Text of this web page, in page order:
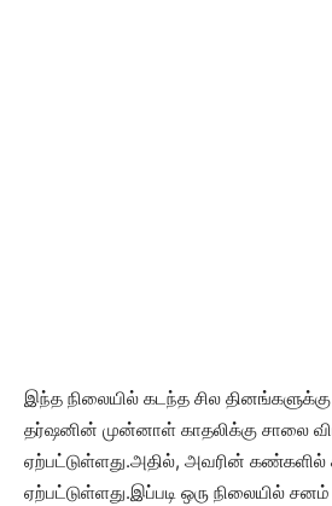
இந்த நிலையில் கடந்த சில
தர்ஷனின் முன்னாள் காதலிக்கு சாலை
ஏற்பட்டுள்ளது.அதில், அவரின் கண்களில்
ஏற்பட்டுள்ளது.இப்படி ஒரு நிலையில் சனம்